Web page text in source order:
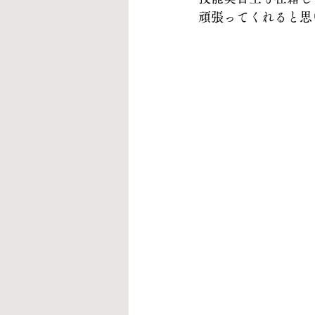
頑張ってくれると